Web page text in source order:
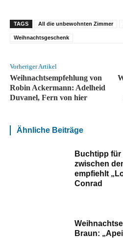
TAGS All die unbewohnten Zimmer
Weihnachtsgeschenk
Vorheriger Artikel
Weihnachtsempfehlung von
Robin Ackermann: Adelheid
Duvanel, Fern von hier
Ähnliche Beiträge
Buchtipp für
zwischen
empfiehlt
Conrad
Braun: